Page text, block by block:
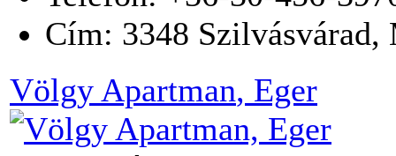
Cím: 3348 Szilvásvárad,
Völgy Apartman, Eger